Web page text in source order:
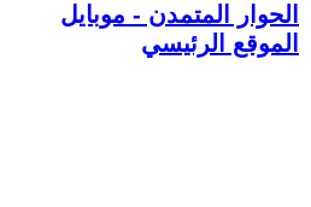
الحوار المتمدن - موبايل
الموقع الرئيسي